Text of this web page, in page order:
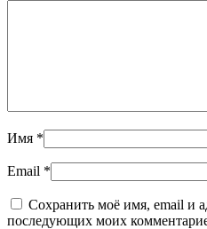
Имя *
Email *
Сохранить моё имя, email и
последующих моих